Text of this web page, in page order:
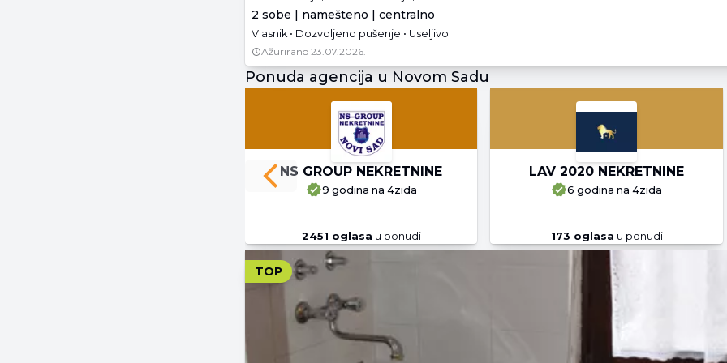
2 sobe | namešteno | centralno
Vlasnik • Dozvoljeno pušenje • Useljivo
Ažurirano 23.07.2026.
Ponuda agencija u Novom Sadu
NS GROUP NEKRETNINE
9 godina na 4zida
2451 oglasa u ponudi
LAV 2020 NEKRETNINE
6 godina na 4zida
173 oglasa u ponudi
Previous slide
TOP